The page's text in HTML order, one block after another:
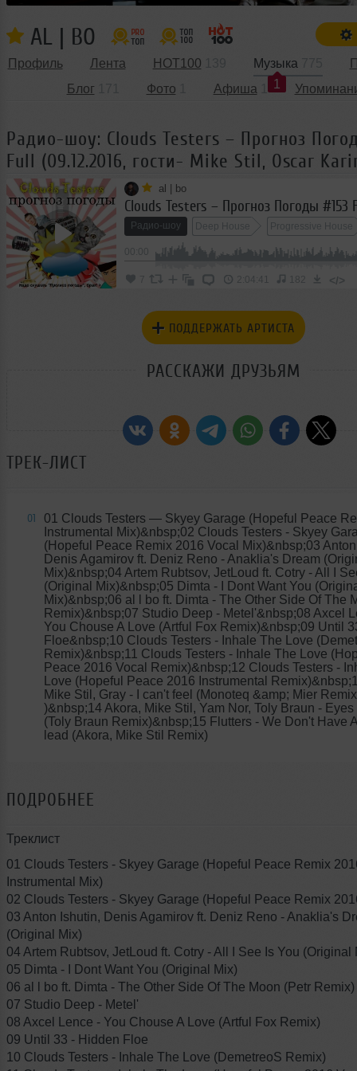
AL | BO
Профиль Лента HOT100
Музыка
1
Блог
Фото Афиша
Радио-шоу: Clouds Testers – Прогноз
Full (09.12.2016, гости- Mike Stil, Oscar
al | bo
Радио-шоу Deep House Progressive House
House Club/Dance
7 2:04:41 182 </>
ПОДДЕРЖАТЬ АРТИСТА
РАССКАЖИ ДРУЗЬЯМ
ТРЕК-ЛИСТ
01 01 Clouds Testers — Skyey Garage (Hopeful Peace
Instrumental Mix)&nbsp;02 Clouds Testers - Skyey
(Hopeful Peace Remix 2016 Vocal Mix)&nbsp;03
Denis Agamirov ft. Deniz Reno - Anaklia's Dream
Mix)&nbsp;04 Artem Rubtsov, JetLoud ft. Cotry - All I
(Original Mix)&nbsp;05 Dimta - I Dont Want You
Mix)&nbsp;06 al l bo ft. Dimta - The Other Side Of The
Remix)&nbsp;07 Studio Deep - Metel'&nbsp;08 Axcel
You Chouse A Love (Artful Fox Remix)&nbsp;09 Until
Floe&nbsp;10 Clouds Testers - Inhale The Love
Remix)&nbsp;11 Clouds Testers - Inhale The Love
Peace 2016 Vocal Remix)&nbsp;12 Clouds Testers -
Love (Hopeful Peace 2016 Instrumental
Mike Stil, Gray - I can't feel (Monoteq &amp; Mier Remix
)&nbsp;14 Akora, Mike Stil, Yam Nor, Toly Braun - Eyes
(Toly Braun Remix)&nbsp;15 Flutters - We Don't Have
lead (Akora, Mike Stil Remix)
ПОДРОБНЕЕ
Треклист
01 Clouds Testers - Skyey Garage (Hopeful Peace Remix
Instrumental Mix)
02 Clouds Testers - Skyey Garage (Hopeful Peace Remix
03 Anton Ishutin, Denis Agamirov ft. Deniz Reno - Anaklia's
(Original Mix)
04 Artem Rubtsov, JetLoud ft. Cotry - All I See Is You (Original
05 Dimta - I Dont Want You (Original Mix)
06 al l bo ft. Dimta - The Other Side Of The Moon (Petr Remix)
07 Studio Deep - Metel'
08 Axcel Lence - You Chouse A Love (Artful Fox Remix)
09 Until 33 - Hidden Floe
10 Clouds Testers - Inhale The Love (DemetreoS Remix)